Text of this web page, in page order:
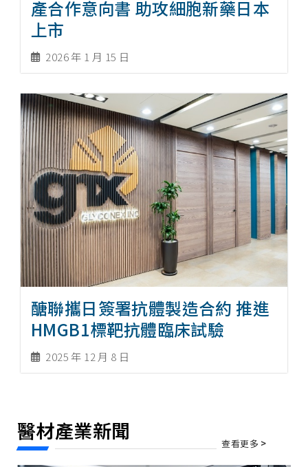
產合作意向書 助攻細胞新藥日本
上市
2026 年 1 月 15 日
醣聯攜日簽署抗體製造合約 推進
HMGB1標靶抗體臨床試驗
2025 年 12 月 8 日
醫材產業新聞 查看更多 >